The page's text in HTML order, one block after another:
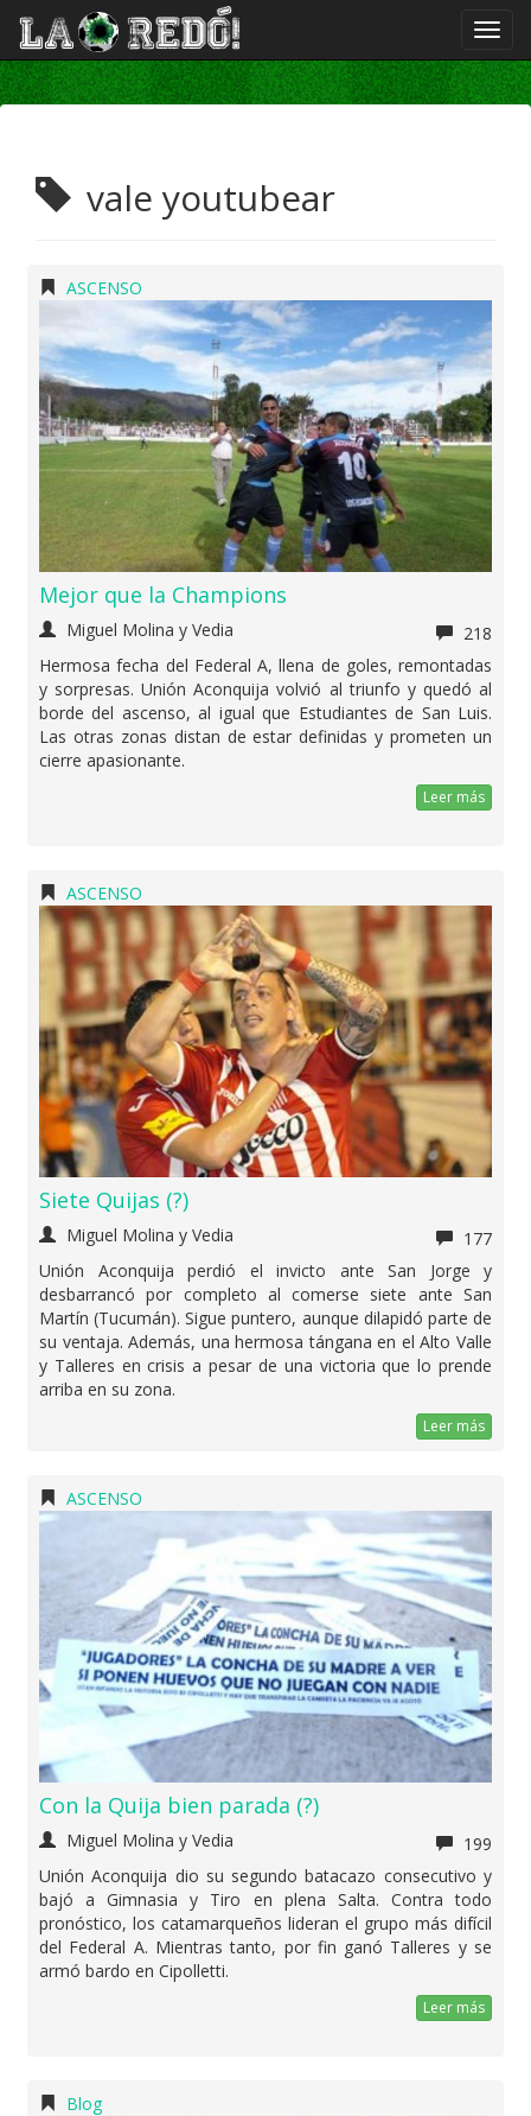
vale youtubear
ASCENSO
Mejor que la Champions
Miguel Molina y Vedia
218
Hermosa fecha del Federal A, llena de goles, remontadas
y sorpresas. Unión Aconquija volvió al triunfo y quedó al
borde del ascenso, al igual que Estudiantes de San Luis.
Las otras zonas distan de estar definidas y prometen un
cierre apasionante.
Leer más
ASCENSO
Siete Quijas (?)
Miguel Molina y Vedia
177
Unión Aconquija perdió el invicto ante San Jorge y
desbarrancó por completo al comerse siete ante San
Martín (Tucumán). Sigue puntero, aunque dilapidó parte de
su ventaja. Además, una hermosa tángana en el Alto Valle
y Talleres en crisis a pesar de una victoria que lo prende
arriba en su zona.
Leer más
ASCENSO
Con la Quija bien parada (?)
Miguel Molina y Vedia
199
Unión Aconquija dio su segundo batacazo consecutivo y
bajó a Gimnasia y Tiro en plena Salta. Contra todo
pronóstico, los catamarqueños lideran el grupo más difícil
del Federal A. Mientras tanto, por fin ganó Talleres y se
armó bardo en Cipolletti.
Leer más
Blog